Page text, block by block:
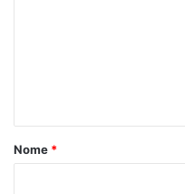
o
Nome *